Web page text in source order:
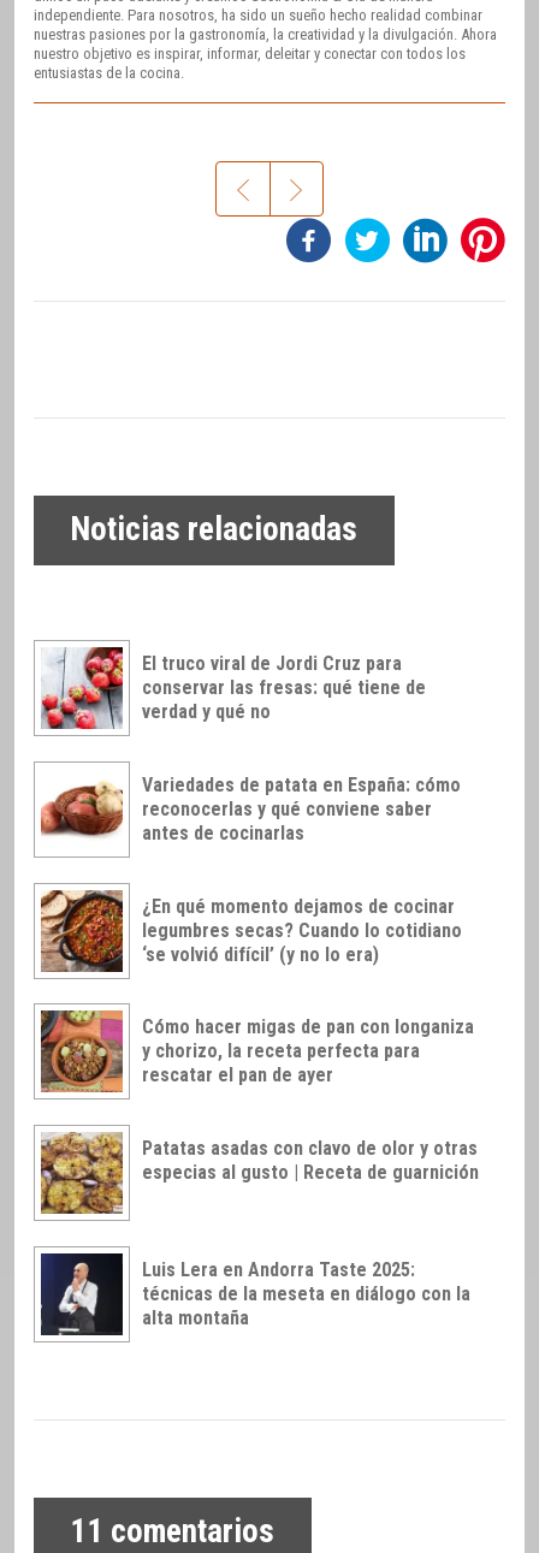
independiente. Para nosotros, ha sido un sueño hecho realidad combinar
nuestras pasiones por la gastronomía, la creatividad y la divulgación. Ahora
nuestro objetivo es inspirar, informar, deleitar y conectar con todos los
entusiastas de la cocina.
Noticias relacionadas
El truco viral de Jordi Cruz para
conservar las fresas: qué tiene de
verdad y qué no
Variedades de patata en España: cómo
reconocerlas y qué conviene saber
antes de cocinarlas
¿En qué momento dejamos de cocinar
legumbres secas? Cuando lo cotidiano
‘se volvió difícil’ (y no lo era)
Cómo hacer migas de pan con longaniza
y chorizo, la receta perfecta para
rescatar el pan de ayer
Patatas asadas con clavo de olor y otras
especias al gusto | Receta de guarnición
Luis Lera en Andorra Taste 2025:
técnicas de la meseta en diálogo con la
alta montaña
11 comentarios